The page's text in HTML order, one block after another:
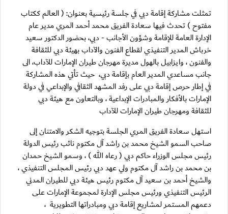
تمثلت مشاركة إقامة دبي في جلسة رئيسية بعنوان: ( العالم ككتاب
مفتوح ) تحدث فيها سعادة الفريق محمد أحمد المري مدير عام
الإدارة العامة للإقامة وشؤون الأجانب - دبي، بحضور الدكتور سعيد
خرباش المدير التنفيذي لقطاع الفنون والآداب بهيئة دبي للثقافة
والفنون ، وايزابيل بالهول مديرة مهرجان طيران الإمارات للآداب، الى
جانب مساعدي المدير العام بإقامة دبي، حيث تأتي هذه المشاركة
في إطار حرص إقامة دبي على رفد المشهد الثقافي والإبداعي في دولة
الإمارات بالأفكار والمبادرات الإبداعية ، وبالتعاون مع هيئة دبي
للثقافة ومهرجان طيران الإمارات للآداب
استهل سعادة الفريق المري الجلسة بتوجيه الشكر والامتنان إلى
صاحب السمو الشيخ محمد بن راشد آل مكتوم نائب رئيس الدولة
رئيس مجلس الوزراء حاكم دبي ( رعاه الله ) ، وسمو الشيخ حمدان
بن محمد بن راشد آل مكتوم ولي عهد دبي رئيس المجلس التنفيذي ،
والشيخ أحمد بن سعيد آل مكتوم رئيس هيئة دبي للطيران المدني
الرئيس التنفيذي ورئيس مجلس الإدارة لمجموعة الإمارات على
دعمهم المستمر لمشاريع إقامة دبي ومبادراتها التطويرية ،